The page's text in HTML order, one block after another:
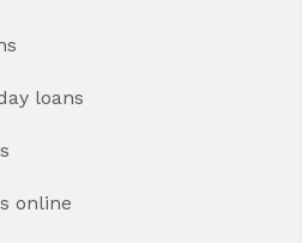
loans
online